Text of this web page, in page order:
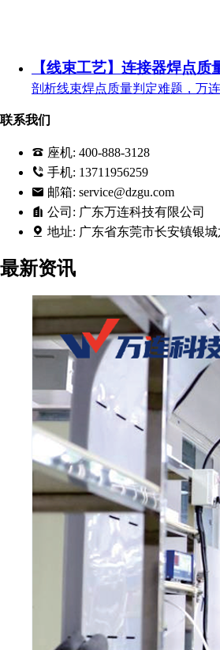
【线束工艺】连接器焊点
剖析线束焊点质量判定难题，万
联系我们
座机: 400-888-3128
手机: 13711956259
邮箱: service@dzgu.com
公司: 广东万连科技有限公司
地址: 广东省东莞市长安镇银
最新资讯